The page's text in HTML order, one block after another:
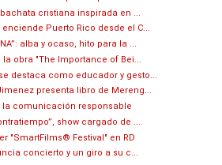
cristiana inspirada en ...
Puerto Rico desde el C...
alba y ocaso, hito para la ...
obra "The Importance of Bei...
destaca como educador y gesto...
presenta libro de Mereng...
la comunicación responsable
show cargado de ...
"SmartFilms®️ Festival" en RD
concierto y un giro a su c...